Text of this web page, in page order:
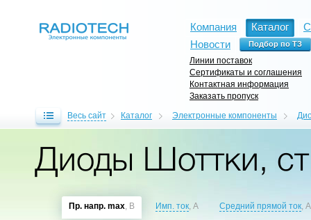
Компания Каталог
Новости
Линии поставок
Сертификаты и соглашения
Контактная информация
Заказать пропуск
Весь сайт Каталог Электронные компоненты
Диоды Шоттки,
Пр. напр. max, В Имп. ток, A Средний прямой ток, A